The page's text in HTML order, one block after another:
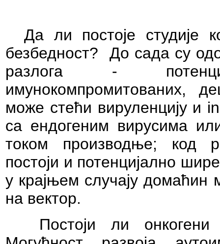
Да ли постоје студије
безбедност? До сада су
разлога -
имунокомпромитованих,
може стећи вируленцију и
са ендогеним вирусима
током производње; код
постоји и потенцијално
у крајњем случају домаћин
на вектор.
Постоји ли онкогени